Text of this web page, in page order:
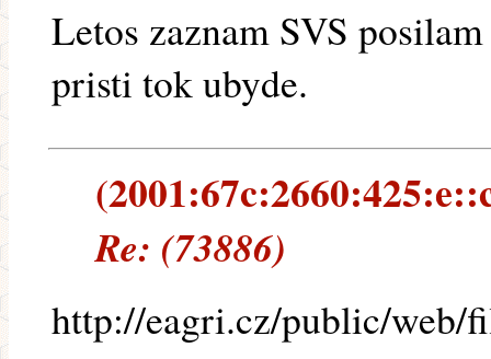
Letos zaznam SVS
pristi tok ubyde.
Re: (73886)
http://eagri.cz/public/web/